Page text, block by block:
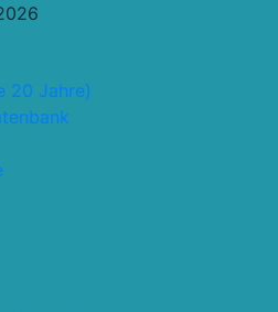
20 Jahre)